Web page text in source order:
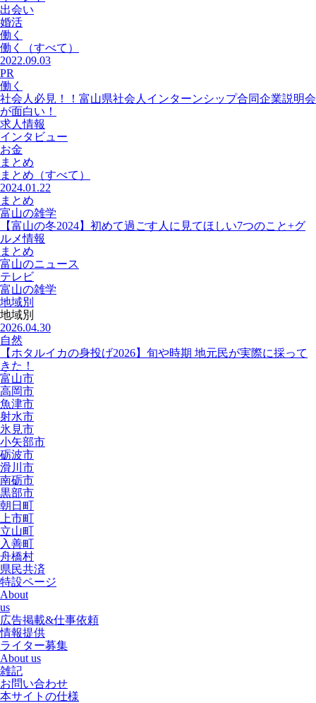
出会い
婚活
働く
働く
（すべて）
2022.09.03
PR
働く
社会人必見！！富山県社会人インターンシップ合同企業説明会
が面白い！
求人情報
インタビュー
お金
まとめ
まとめ （すべて）
2024.01.22
まとめ
富山の雑学
【富山の冬2024】初めて過ごす人に見てほしい7つのこと+グ
ルメ情報
まとめ
富山のニュース
テレビ
富山の雑学
地域別
地域別
2026.04.30
自然
【ホタルイカの身投げ2026】旬や時期 地元民が実際に採って
きた！
富山市
高岡市
魚津市
射水市
氷見市
小矢部市
砺波市
滑川市
南砺市
黒部市
朝日町
上市町
立山町
入善町
舟橋村
県民共済
特設ページ
About
us
広告掲載&仕事依頼
情報提供
ライター募集
About us
雑記
お問い合わせ
本サイトの仕様